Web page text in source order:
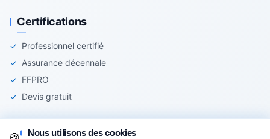
Certifications
✓ Professionnel certifié
✓ Assurance décennale
✓ FFPRO
✓ Devis gratuit
Nous utilisons des cookies